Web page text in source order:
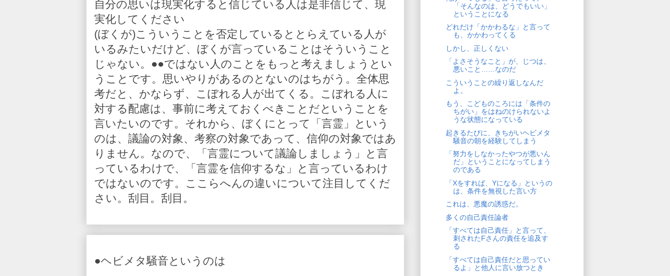
自分の思いは現実化すると信じている人は是非信じて、現
実化してください
(ぼくが)こういうことを否定しているととらえている人が
いるみたいだけど、ぼくが言っていることはそういうこと
じゃない。●●ではない人のことをもっと考えましょうとい
うことです。思いやりがあるのとないのはちがう。全体思
考だと、かならず、こぼれる人が出てくる。こぼれる人に
対する配慮は、事前に考えておくべきことだということを
言いたいのです。それから、ぼくにとって「言霊」という
のは、議論の対象、考察の対象であって、信仰の対象ではあ
りません。なので、「言霊について議論しましょう」と言
っているわけで、「言霊を信仰するな」と言っているわけ
ではないのです。ここらへんの違いについて注目してくだ
さい。刮目。刮目。
●ヘビメタ騒音というのは
「そんなのは、どうでもいい」
ということになる
どれだけ「かかわるな」と言って
も、かかわってくる
しかし、正しくない
「よさそうなこと」が、じつは、
悪いこと……なのだ
こういうことの繰り返しなんだ
よ。
もう、こどものころには「条件の
ちがい」をはねのけられないよ
うな状態になっている
起きるたびに、きちがいヘビメタ
騒音の朝を経験してしまう
「努力をしなかったやつが悪いん
だ」ということになってしまう
のである
「Xをすれば、Yになる」というの
は、条件を無視した言い方
これは、悪魔の誘惑だ。
多くの自己責任論者
「すべては自己責任」と言って、
刺されたFさんの責任を追及す
る
「すべては自己責任だと思ってい
るよ」と他人に言い放つとき